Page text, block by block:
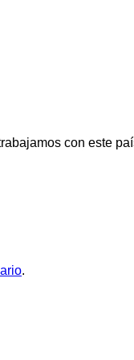
con este
.